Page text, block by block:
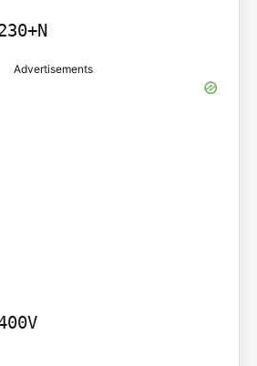
Sortie 3 x 230+N
Advertisements